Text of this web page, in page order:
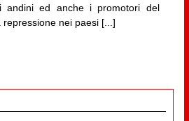
andini ed anche i promotori del
nei paesi [...]